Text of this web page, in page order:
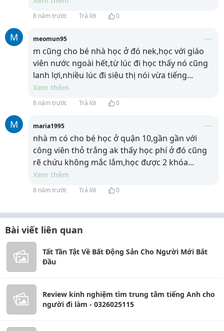
8 năm trước Trả lời 0
M meomun95
m cũng cho bé nhà học ở đó nek,học với giáo
viên nước ngoài hết,từ lúc đi học thấy nó cũng
lanh lợi,nhiều lúc đi siêu thị nói vừa tiếng...
Xem thêm
8 năm trước Trả lời 0
M maria1995
nhà m có cho bé học ở quận 10,gần gần với
công viên thỏ trắng ak thấy học phí ở đó cũng
rẽ chứu không mắc lắm,học được 2 khóa...
Xem thêm
8 năm trước Trả lời 0
Bài viết liên quan
Tất Tần Tật Về Bất Động Sản Cho Người Mới Bắt
Đầu
Review kinh nghiệm tìm trung tâm tiếng Anh cho
người đi làm - 0326025115